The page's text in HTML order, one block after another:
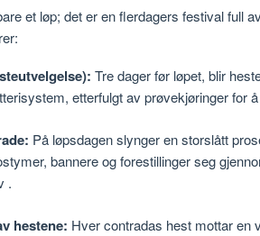
et løp; det er en flerdagers festival full
Tre dager før løpet, blir
etterfulgt av prøvekjøringer for
På løpsdagen slynger en storslått
bannere og forestillinger seg
.
hestene: Hver contradas hest mottar en